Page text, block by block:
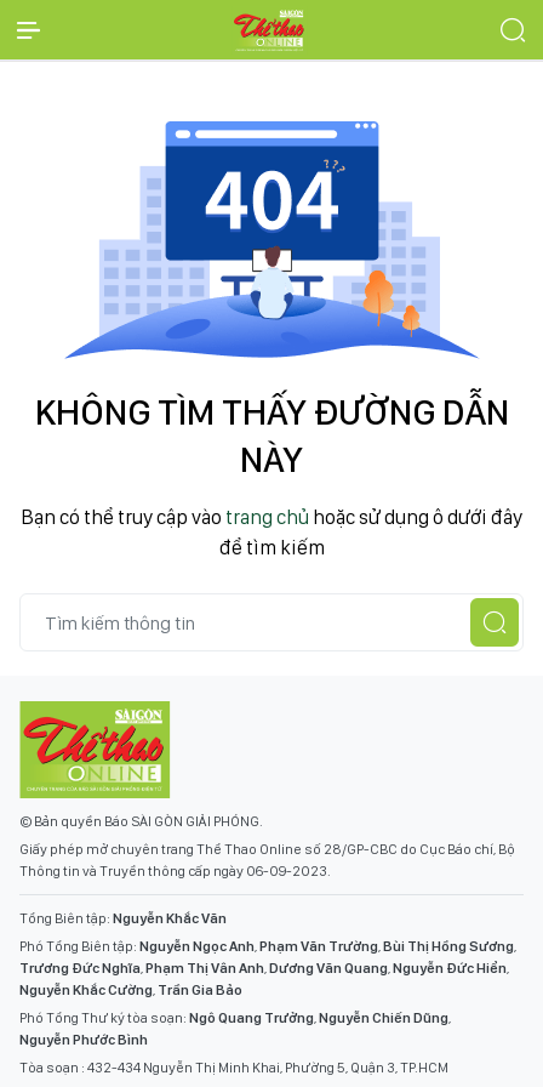
KHÔNG TÌM THẤY ĐƯỜNG DẪN
NÀY
Bạn có thể truy cập vào trang chủ hoặc sử dụng ô dưới đây
để tìm kiếm
© Bản quyền Báo SÀI GÒN GIẢI PHÓNG.
Giấy phép mở chuyên trang Thể Thao Online số 28/GP-CBC do Cục Báo chí, Bộ
Thông tin và Truyền thông cấp ngày 06-09-2023.
Tổng Biên tập: Nguyễn Khắc Văn
Phó Tổng Biên tập: Nguyễn Ngọc Anh,Phạm Văn Trường,Bùi Thị Hồng Sương,
Trương Đức Nghĩa,Phạm Thị Vân Anh,Dương Văn Quang,Nguyễn Đức Hiển,
Nguyễn Khắc Cường, Trần Gia Bảo
Phó Tổng Thư ký tòa soạn: Ngô Quang Trưởng,Nguyễn Chiến Dũng,
Nguyễn Phước Bình
Tòa soạn : 432-434 Nguyễn Thị Minh Khai, Phường 5, Quận 3, TP.HCM